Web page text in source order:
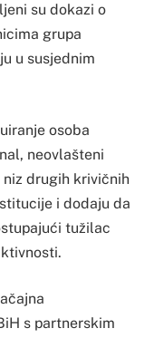
su dokazi o
grupa
u susjednim
osoba
neovlašteni
drugih krivičnih
i dodaju da
tužilac
s partnerskim